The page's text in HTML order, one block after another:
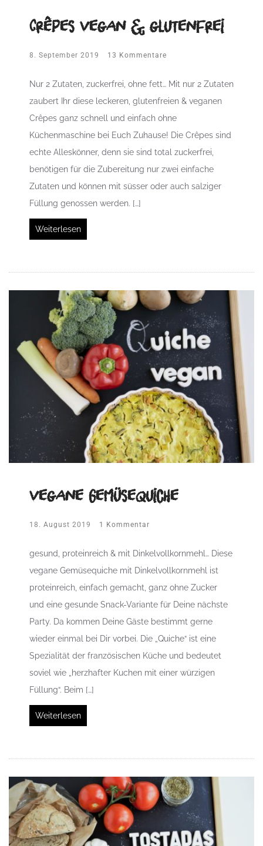
Crêpes vegan & glutenfrei
8. September 2019 13 Kommentare
Nur 2 Zutaten, zuckerfrei, ohne fett… Mit nur 2 Zutaten
zaubert Ihr diese leckeren, glutenfreien & veganen
Crêpes ganz schnell und einfach ohne
Küchenmaschine bei Euch Zuhause! Die Crêpes sind
echte Alleskönner, denn sie sind total zuckerfrei,
benötigen für die Zubereitung nur zwei einfache
Zutaten und können mit süsser oder auch salziger
Füllung genossen werden. […]
Weiterlesen
vegane Gemüsequiche
18. August 2019 1 Kommentar
gesund, proteinreich & mit Dinkelvollkornmehl… Diese
vegane Gemüsequiche mit Dinkelvollkornmehl ist
proteinreich, einfach gemacht, ganz ohne Zucker
und eine gesunde Snack-Variante für Deine nächste
Party. Da kommen Deine Gäste bestimmt gerne
wieder einmal bei Dir vorbei. Die „Quiche“ ist eine
Spezialität der französischen Küche und bedeutet
soviel wie „herzhafter Kuchen mit einer würzigen
Füllung“. Beim […]
Weiterlesen